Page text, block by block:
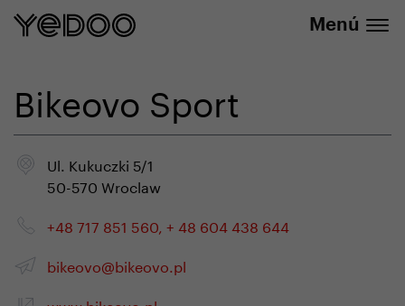
Menú
Bikeovo Sport
Ul. Kukuczki 5/1
50-570 Wroclaw
+48 717 851 560, + 48 604 438 644
bikeovo@bikeovo.pl